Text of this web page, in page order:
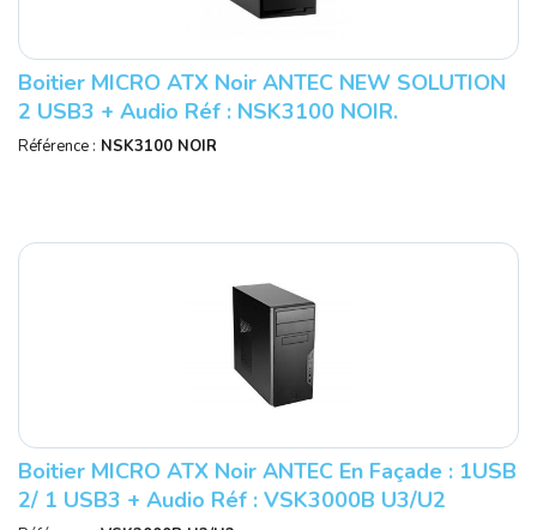
Boitier MICRO ATX Noir ANTEC NEW SOLUTION
2 USB3 + Audio Réf : NSK3100 NOIR.
Référence : NSK3100 NOIR
Boitier MICRO ATX Noir ANTEC En Façade : 1USB
2/ 1 USB3 + Audio Réf : VSK3000B U3/U2